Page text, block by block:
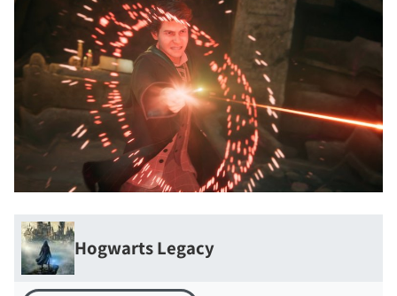
Hogwarts Legacy